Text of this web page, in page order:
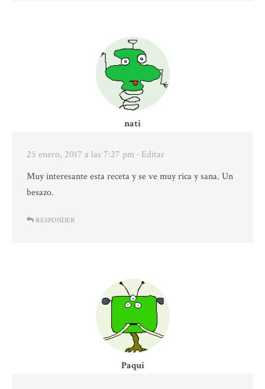
nati
25 enero, 2017 a las 7:27 pm · Editar
Muy interesante esta receta y se ve muy rica y sana. Un
besazo.
RESPONDER
Paqui